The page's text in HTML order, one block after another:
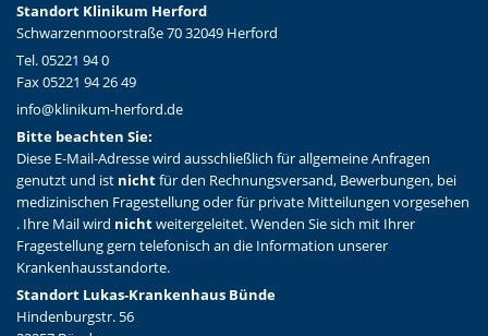
Standort Klinikum Herford
Schwarzenmoorstraße 70 32049 Herford
Tel. 05221 94 0
Fax 05221 94 26 49
info@klinikum-herford.de
Bitte beachten Sie:
Diese E-Mail-Adresse wird ausschließlich für allgemeine Anfragen
genutzt und ist nichtfür den Rechnungsversand, Bewerbungen, bei
medizinischen Fragestellung oder für private Mitteilungen vorgesehen
. Ihre Mail wird nichtweitergeleitet. Wenden Sie sich mit Ihrer
Fragestellung gern telefonisch an die Information unserer
Krankenhausstandorte.
Standort Lukas-Krankenhaus Bünde
Hindenburgstr. 56